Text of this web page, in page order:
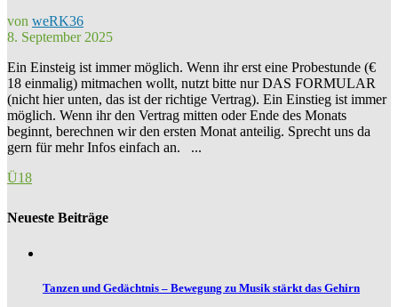
von weRK36
8. September 2025
Ein Einsteig ist immer möglich. Wenn ihr erst eine Probestunde (€
18 einmalig) mitmachen wollt, nutzt bitte nur DAS FORMULAR
(nicht hier unten, das ist der richtige Vertrag). Ein Einstieg ist immer
möglich. Wenn ihr den Vertrag mitten oder Ende des Monats
beginnt, berechnen wir den ersten Monat anteilig. Sprecht uns da
gern für mehr Infos einfach an. ...
Ü18
Neueste Beiträge
Tanzen und Gedächtnis – Bewegung zu Musik stärkt das Gehirn